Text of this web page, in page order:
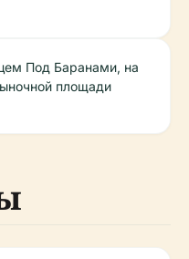
Под Баранами, на
площади